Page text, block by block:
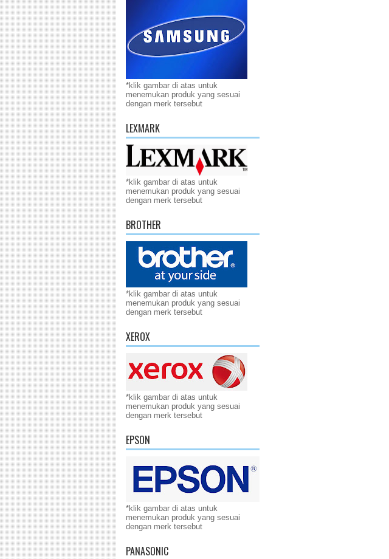
*klik gambar di atas untuk
menemukan produk yang sesuai
dengan merk tersebut
LEXMARK
*klik gambar di atas untuk
menemukan produk yang sesuai
dengan merk tersebut
BROTHER
*klik gambar di atas untuk
menemukan produk yang sesuai
dengan merk tersebut
XEROX
*klik gambar di atas untuk
menemukan produk yang sesuai
dengan merk tersebut
EPSON
*klik gambar di atas untuk
menemukan produk yang sesuai
dengan merk tersebut
PANASONIC